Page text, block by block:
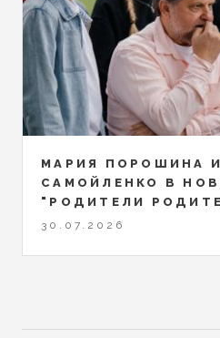
МАРИЯ ПОРОШИНА
САМОЙЛЕНКО В
"РОДИТЕЛИ
30.07.2026